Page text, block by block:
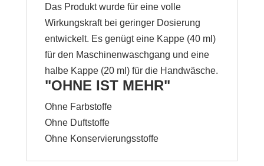
​Das Produkt wurde für eine volle
Wirkungskraft bei geringer Dosierung
entwickelt. Es genügt eine Kappe (40 ml)
für den Maschinenwaschgang und eine
halbe Kappe (20 ml) für die Handwäsche.
"OHNE IST MEHR"
​Ohne Farbstoffe
Ohne Duftstoffe
Ohne Konservierungsstoffe